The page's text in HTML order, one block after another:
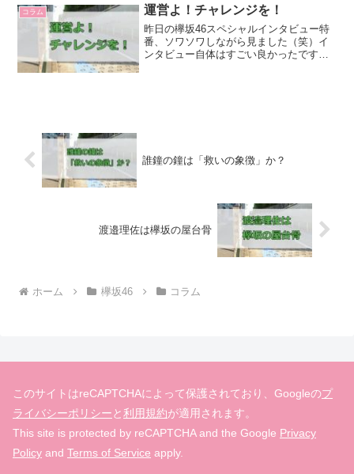
は戻らない」のですよ。...
コラム 運営よ！チャレンジを！
昨日の欅坂46スペシャルインタビュー特
番、ソワソワしながら見ました（笑）イ
ンタビュー自体はすごい良かったです
誰鐘の鐘は「救いの象徴」か？
渡邉理佐は欅坂の屋台骨
ホーム 欅坂46 コラム
このサイトはreCAPTCHAによって保護されており、Googleのプ
ライバシーポリシーと利用規約が適用されます。
This site is protected by reCAPTCHA and the Google Privacy
Policy and Terms of Service apply.